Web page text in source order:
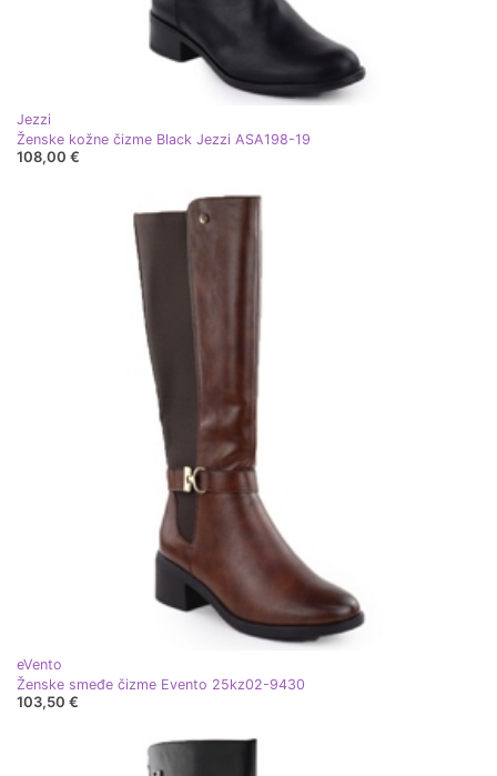
Jezzi
Ženske kožne čizme Black Jezzi ASA198-19
108,00 €
eVento
Ženske smeđe čizme Evento 25kz02-9430
103,50 €